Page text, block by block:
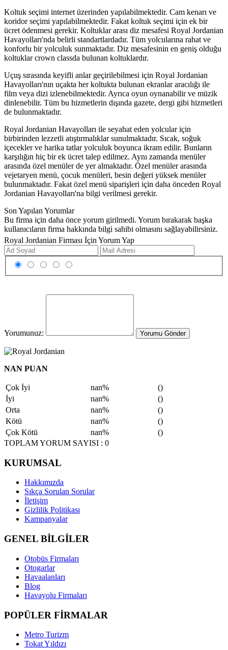
Koltuk seçimi internet üzerinden yapılabilmektedir. Cam kenarı ve
koridor seçimi yapılabilmektedir. Fakat koltuk seçimi için ek bir
ücret ödenmesi gerekir. Koltuklar arası diz mesafesi Royal Jordanian
Havayolları'nda belirli standartlardadır. Tüm yolcularına rahat ve
konforlu bir yolculuk sunmaktadır. Diz mesafesinin en geniş olduğu
koltuklar crown classda bulunan koltuklardır.
Uçuş sırasında keyifli anlar geçirilebilmesi için Royal Jordanian
Havayolları'nın uçakta her koltukta bulunan ekranlar aracılığı ile
film veya dizi izlenebilmektedir. Ayrıca oyun oynanabilir ve müzik
dinlenebilir. Tüm bu hizmetlerin dışında gazete, dergi gibi hizmetleri
de bulunmaktadır.
Royal Jordanian Havayolları ile seyahat eden yolcular için
birbirinden lezzetli atıştırmalıklar sunulmaktadır. Sıcak, soğuk
içecekler ve harika tatlar yolculuk boyunca ikram edilir. Bunların
karşılığın hiç bir ek ücret talep edilmez. Aynı zamanda menüler
arasında özel menüler de yer almaktadır. Özel menüler arasında
vejetaryen menü, çocuk menüleri, besin değeri yüksek menüler
bulunmaktadır. Fakat özel menü siparişleri için daha önceden Royal
Jordanian Havayolları'na bilgi verilmesi gerekir.
Son Yapılan Yorumlar
Bu firma için daha önce yorum girilmedi. Yorum bırakarak başka
kullanıcıların firma hakkında bilgi sahibi olmasını sağlayabilirsiniz.
Royal Jordanian Firması İçin Yorum Yap
Yorumunuz: Yorumu Gönder
NAN PUAN
Çok İyi nan%
()
İyi
nan%
()
Orta
nan%
()
Kötü
nan%
()
Çok Kötü
nan%
()
TOPLAM YORUM SAYISI : 0
KURUMSAL
Hakkımızda
Sıkça Sorulan Sorular
İletişim
Gizlilik Politikası
Kampanyalar
GENEL BİLGİLER
Otobüs Firmaları
Otogarlar
Havaalanları
Blog
Havayolu Firmaları
POPÜLER FİRMALAR
Metro Turizm
Tokat Yıldızı